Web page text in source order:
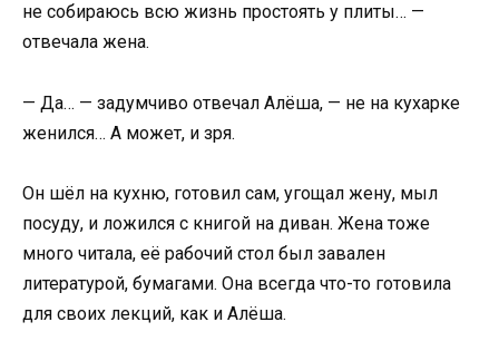
не собираюсь всю жизнь простоять у плиты… —
отвечала жена.
— Да… — задумчиво отвечал Алёша, — не на кухарке
женился… А может, и зря.
Он шёл на кухню, готовил сам, угощал жену, мыл
посуду, и ложился с книгой на диван. Жена тоже
много читала, её рабочий стол был завален
литературой, бумагами. Она всегда что-то готовила
для своих лекций, как и Алёша.